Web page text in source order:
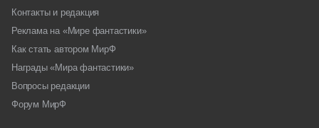
Контакты и редакция
Реклама на «Мире фантастики»
Как стать автором МирФ
Награды «Мира фантастики»
Вопросы редакции
Форум МирФ